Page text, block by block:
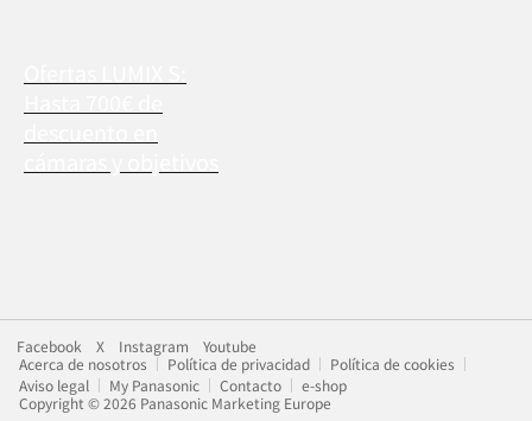
Facebook X Instagram
Youtube
Acerca de nosotros
Política de privacidad
Política de cookies
Aviso legal
My Panasonic Contacto
e-shop
Copyright © 2026 Panasonic Marketing Europe